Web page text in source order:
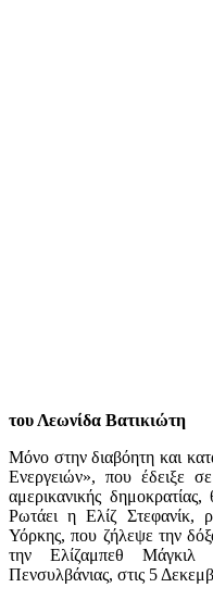
του Λεωνίδα Βατικιώτη
Μόνο στην διαβόητη και
Ενεργειών», που έδειξε
αμερικανικής δημοκρατίας,
Ρωτάει η Ελίζ Στεφανίκ,
Υόρκης, που ζήλεψε την
την Ελίζαμπεθ Μάγκιλ
Πενσυλβάνιας, στις 5